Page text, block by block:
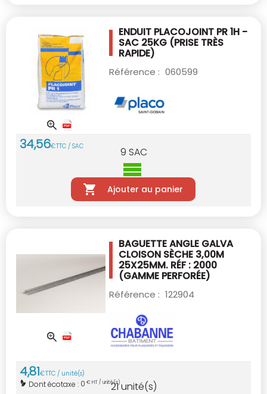
ENDUIT PLACOJOINT PR 1H -
SAC 25KG (PRISE TRÈS
RAPIDE)
Référence : 060599
34,56€TTC / SAC 9 SAC
Ajouter au panier
BAGUETTE ANGLE GALVA
CLOISON SÈCHE 3,00M
25X25MM. RÉF : 2000
(GAMME PERFORÉE)
Référence : 122904
4,81€TTC / unité(s)
Dont écotaxe : 0 € HT / unité(s)
21unité(s)